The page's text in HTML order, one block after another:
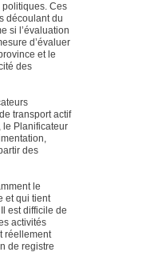
politiques. Ces
découlant du
si l’évaluation
d’évaluer
et le
des
transport actif
le Planificateur
des
le
et qui tient
est difficile de
activités
réellement
de registre